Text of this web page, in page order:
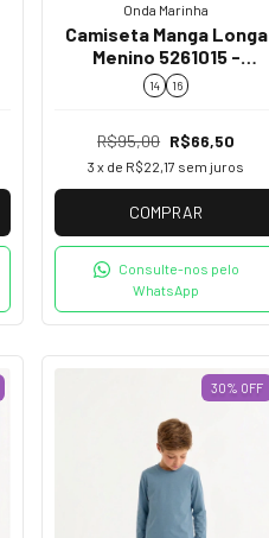
Onda Marinha
Camiseta Manga Longa
Menino 5261015 -
Sofisticação e
Conforto em Suedine
14 16
R$95,00 R$66,50
3 x de R$22,17 sem juros
COMPRAR
Consulte-nos pelo
WhatsApp
30% OFF